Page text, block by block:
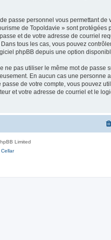
passe personnel vous permettant
de Topoldavie » sont
et de votre adresse de courriel
tous les cas, vous pouvez
phpBB depuis une option
pas utiliser le même mot de passe
En aucun cas une personne
de votre compte, vous pouvez
et votre adresse de courriel et le
Limited